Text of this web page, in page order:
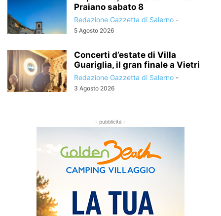
Praiano sabato 8
Redazione Gazzetta di Salerno -
5 Agosto 2026
Concerti d’estate di Villa
Guariglia, il gran finale a Vietri
Redazione Gazzetta di Salerno -
3 Agosto 2026
- pubblicità -